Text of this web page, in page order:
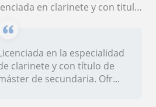
en clarinete y con titulación de máster de secundaria ofrece clases particulares de refuerzo
en la especialidad
clarinete y con título de
de secundaria. Ofr...